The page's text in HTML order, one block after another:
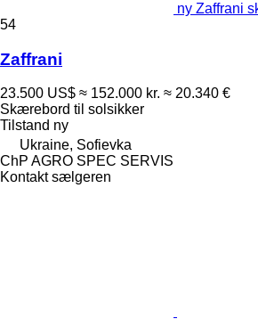
ny Zaffrani
54
Zaffrani
23.500 US$ ≈ 152.000 kr. ≈ 20.340 €
Skærebord til solsikker
Tilstand ny
Ukraine, Sofievka
ChP AGRO SPEC SERVIS
Kontakt sælgeren